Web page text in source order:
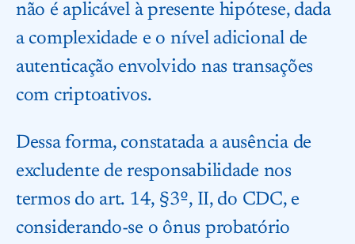
não é aplicável à presente hipótese, dada
a complexidade e o nível adicional de
autenticação envolvido nas transações
com criptoativos.
Dessa forma, constatada a ausência de
excludente de responsabilidade nos
termos do art. 14, §3º, II, do CDC, e
considerando-se o ônus probatório